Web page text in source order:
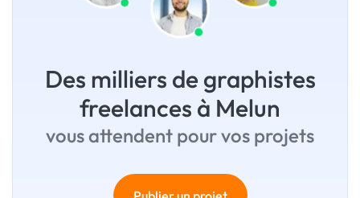
Des milliers de graphistes
freelances à Melun
vous attendent pour vos projets